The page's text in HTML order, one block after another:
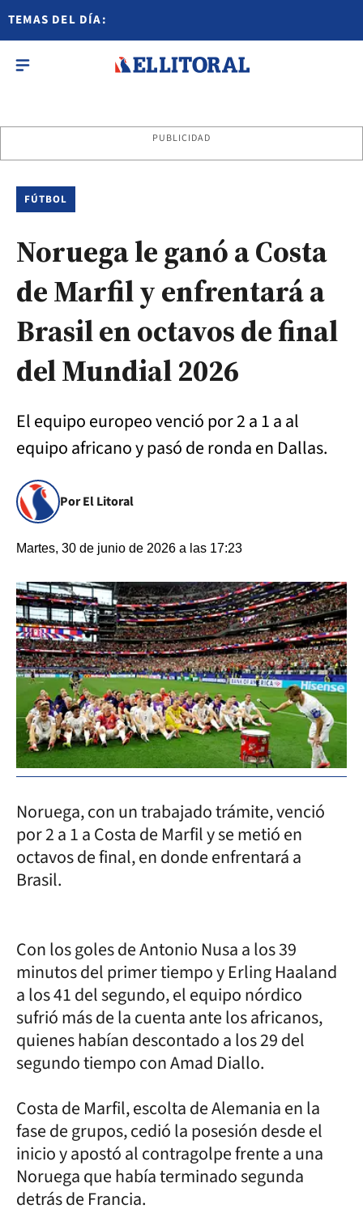
TEMAS DEL DÍA:
PUBLICIDAD
FÚTBOL
Noruega le ganó a Costa
de Marfil y enfrentará a
Brasil en octavos de final
del Mundial 2026
El equipo europeo venció por 2 a 1 a al
equipo africano y pasó de ronda en Dallas.
Por El Litoral
Martes, 30 de junio de 2026 a las 17:23
Noruega, con un trabajado trámite, venció
por 2 a 1 a Costa de Marfil y se metió en
octavos de final, en donde enfrentará a
Brasil.
Con los goles de Antonio Nusa a los 39
minutos del primer tiempo y Erling Haaland
a los 41 del segundo, el equipo nórdico
sufrió más de la cuenta ante los africanos,
quienes habían descontado a los 29 del
segundo tiempo con Amad Diallo.
Costa de Marfil, escolta de Alemania en la
fase de grupos, cedió la posesión desde el
inicio y apostó al contragolpe frente a una
Noruega que había terminado segunda
detrás de Francia.